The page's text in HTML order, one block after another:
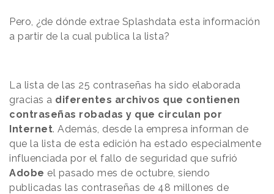
Pero, ¿de dónde extrae Splashdata esta información
a partir de la cual publica la lista?
La lista de las 25 contraseñas ha sido elaborada
gracias a diferentes archivos que contienen
contraseñas robadas y que circulan por
Internet. Además, desde la empresa informan de
que la lista de esta edición ha estado especialmente
influenciada por el fallo de seguridad que sufrió
Adobe el pasado mes de octubre, siendo
publicadas las contraseñas de 48 millones de